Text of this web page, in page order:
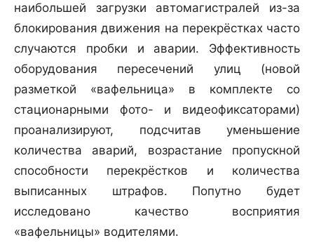
наибольшей загрузки автомагистралей из-за
блокирования движения на перекрёстках часто
случаются пробки и аварии. Эффективность
оборудования пересечений улиц (новой
разметкой «вафельница» в комплекте со
стационарными фото- и видеофиксаторами)
проанализируют, подсчитав уменьшение
количества аварий, возрастание пропускной
способности перекрёстков и количества
выписанных штрафов. Попутно будет
исследовано качество восприятия
«вафельницы» водителями.